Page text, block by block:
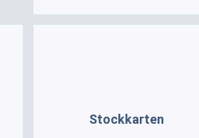
Stockkarten